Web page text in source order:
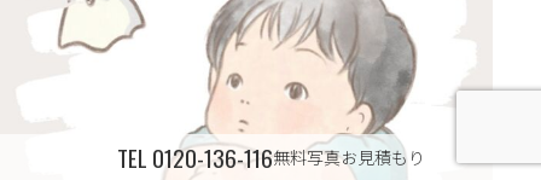
TEL 0120-136-116無料写真お見積もり